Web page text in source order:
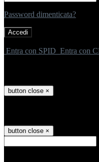
Password dimenticata?
Entra con SPID Entra con
button close ×
button close ×